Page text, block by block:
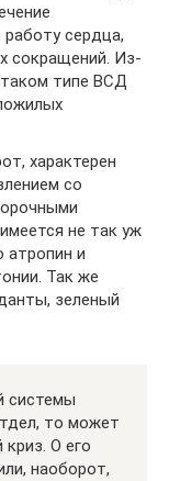
сердца,
сокращений. Из-
таком типе ВСД
характерен
со
не так уж
атропин и
Так же
зеленый
системы
то может
О его
наоборот,